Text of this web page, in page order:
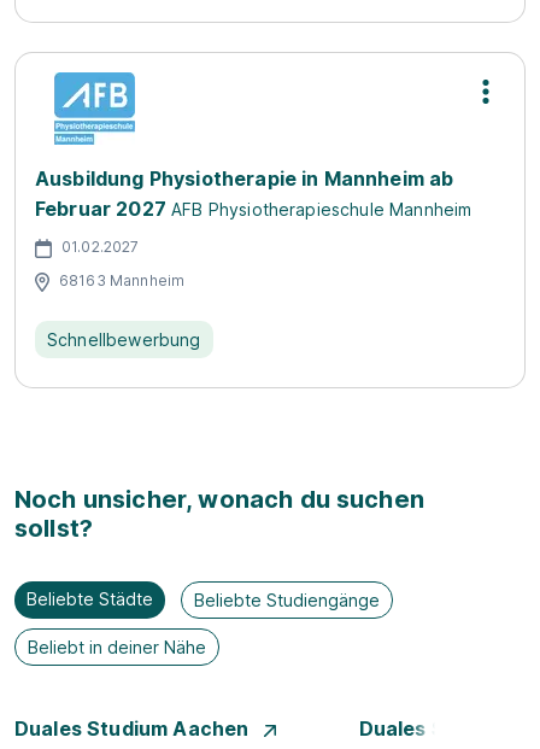
Ausbildung Physiotherapie in Mannheim ab
Februar 2027 AFB Physiotherapieschule Mannheim
01.02.2027
68163 Mannheim
Schnellbewerbung
Noch unsicher, wonach du suchen
sollst?
Beliebte Städte Beliebte Studiengänge
Beliebt in deiner Nähe
Duales Studium Aachen
Duales Studium